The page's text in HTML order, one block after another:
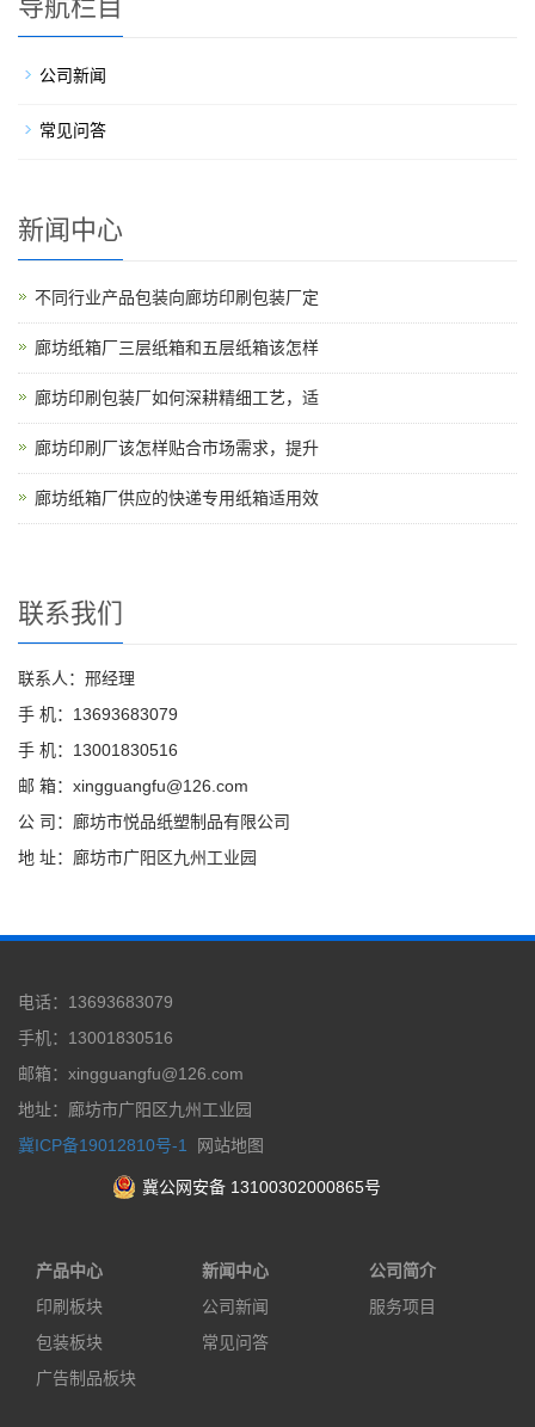
导航栏目
公司新闻
常见问答
新闻中心
不同行业产品包装向廊坊印刷包装厂定
廊坊纸箱厂三层纸箱和五层纸箱该怎样
廊坊印刷包装厂如何深耕精细工艺，适
廊坊印刷厂该怎样贴合市场需求，提升
廊坊纸箱厂供应的快递专用纸箱适用效
联系我们
联系人：邢经理
手 机：13693683079
手 机：13001830516
邮 箱：xingguangfu@126.com
公 司：廊坊市悦品纸塑制品有限公司
地 址：廊坊市广阳区九州工业园
电话：13693683079
手机：13001830516
邮箱：xingguangfu@126.com
地址：廊坊市广阳区九州工业园
冀ICP备19012810号-1
网站地图
冀公网安备 13100302000865号
产品中心
印刷板块
包装板块
广告制品板块
新闻中心
公司新闻
常见问答
公司简介
服务项目